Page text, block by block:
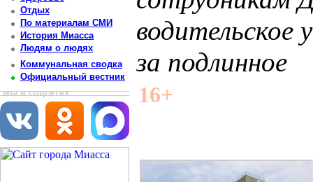
Отдых
По материалам СМИ
История Миасса
Людям о людях
Коммунальная сводка
Официальный вестник
мы в соцсетях
водительское
за подлинное
16+